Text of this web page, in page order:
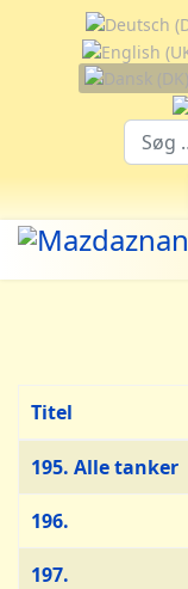
Vælg dit sprog
Titel
195. Alle tanker
196.
197.